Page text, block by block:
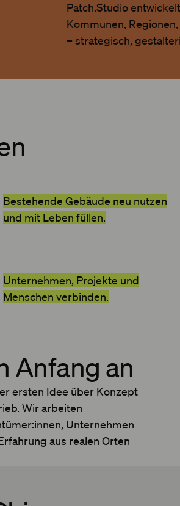
Patch.Studio
Kommunen,
– strategisch,
Bestehende Gebäude neu nutzen
und mit Leben füllen.
Unternehmen, Projekte und
Menschen verbinden.
Anfang an
ersten Idee über Konzept
Wir arbeiten
Unternehmen
aus realen Orten